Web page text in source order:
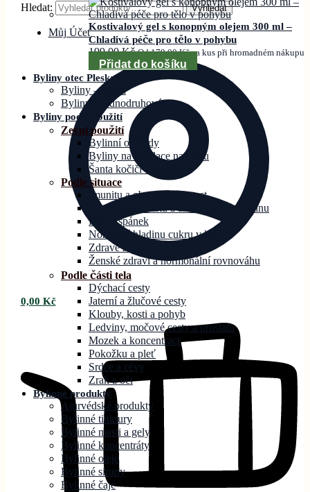
Hledat: Vyhledat
Můj Účet
0,00 Kč
Kostivalový gel s konopným olejem 300 ml –
Chladivá péče pro tělo v pohybu
199,00Kč Od179,00Kčza kus při hromadném nákupu
Přidat do košíku
Byliny otec Pleskač
Byliny – směsi
Byliny – jednodruhové
Byliny podle použití
Zevní použití
Bylinní obklady
Byliny na inhalace na rýmu
Šanta kočičí – Catnip
Podle situace
Imunitu a obranyschopnost
Detoxikaci, očistu a antioxidační ochranu
Klid a spánek
Normální hladinu cukru v krvi
Zdravé zažívání
Ženské zdraví a hormonální rovnováhu
Podle části tela
Dýchací cesty
Jaterní a žlučové cesty
Klouby, kosti a pohyb
Ledviny, močové cesty a prostatu
Mozek a koncentraci
Pokožku a pleť
Srdce a cévy
Zrak a oči
Bylinné produkty
Ajurvédské produkty
Bylinné tinktury
Bylinné masti a gely
Bylinné koncentráty
Bylinné oleje
Bylinné sirupy
Bylinné čaje